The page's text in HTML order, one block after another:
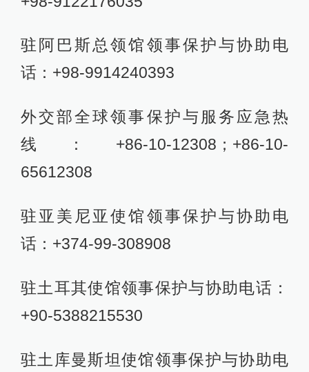
驻阿巴斯总领馆领事保护与协助电
话：+98-9914240393
外交部全球领事保护与服务应急热
线：+86-10-12308；+86-10-
65612308
驻亚美尼亚使馆领事保护与协助电
话：+374-99-308908
驻土耳其使馆领事保护与协助电话：
+90-5388215530
驻土库曼斯坦使馆领事保护与协助电